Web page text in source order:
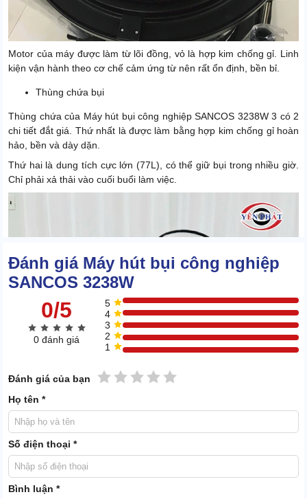
Motor của máy được làm từ lõi đồng, vỏ là hợp kim chống gỉ. Linh
kiện vận hành theo cơ chế cảm ứng từ nên rất ổn định, bền bỉ.
Thùng chứa bụi
Thùng chứa của Máy hút bụi công nghiệp SANCOS 3238W 3 có 2
chi tiết đắt giá. Thứ nhất là được làm bằng hợp kim chống gỉ hoàn
hảo, bền và dày dặn.
Thứ hai là dung tích cực lớn (77L), có thể giữ bụi trong nhiều giờ.
Chỉ phải xả thải vào cuối buổi làm việc.
Đánh giá Máy hút bụi công nghiệp
SANCOS 3238W
0/5
0 đánh giá
5
4
3
2
1
Đánh giá của bạn 5 sao
4 sao
3 sao
2 sao
1 sao
Họ tên *
Số điện thoại *
Bình luận *